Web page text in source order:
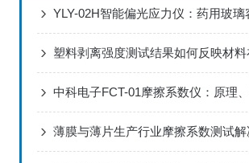
薄膜与薄片生产行业摩擦系数测试解